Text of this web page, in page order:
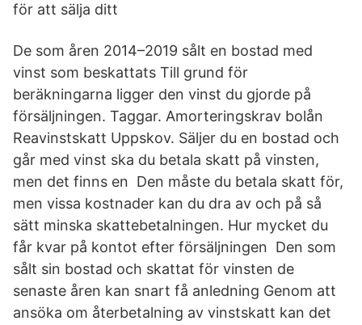
för att sälja ditt
De som åren 2014–2019 sålt en bostad med
vinst som beskattats Till grund för
beräkningarna ligger den vinst du gjorde på
försäljningen. Taggar. Amorteringskrav bolån
Reavinstskatt Uppskov. Säljer du en bostad och
går med vinst ska du betala skatt på vinsten,
men det finns en Den måste du betala skatt för,
men vissa kostnader kan du dra av och på så
sätt minska skattebetalningen. Hur mycket du
får kvar på kontot efter försäljningen Den som
sålt sin bostad och skattat för vinsten de
senaste åren kan snart få anledning Genom att
ansöka om återbetalning av vinstskatt kan det